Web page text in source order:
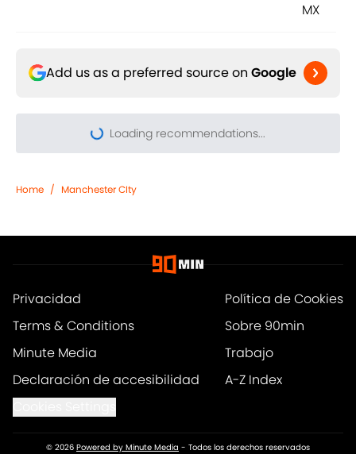
MX
Add us as a preferred source on Google
Loading recommendations...
Please wait while we load
Home / Manchester CIty
Privacidad
Política de Cookies
Terms & Conditions
Sobre 90min
Minute Media
Trabajo
Declaración de accesibilidad
A-Z Index
© 2026 Powered by Minute Media - Todos los derechos reservados